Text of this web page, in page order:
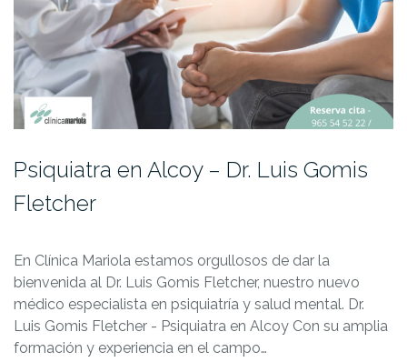
Psiquiatra en Alcoy – Dr. Luis Gomis
Fletcher
En Clínica Mariola estamos orgullosos de dar la
bienvenida al Dr. Luis Gomis Fletcher, nuestro nuevo
médico especialista en psiquiatría y salud mental. Dr.
Luis Gomis Fletcher - Psiquiatra en Alcoy Con su amplia
formación y experiencia en el campo…